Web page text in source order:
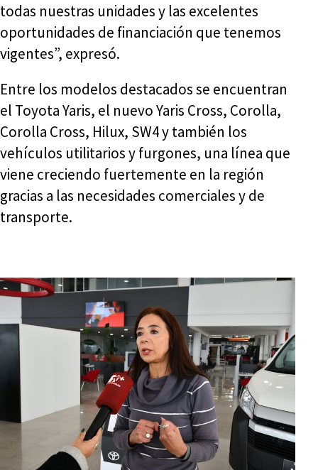
todas nuestras unidades y las excelentes
oportunidades de financiación que tenemos
vigentes”, expresó.
Entre los modelos destacados se encuentran
el Toyota Yaris, el nuevo Yaris Cross, Corolla,
Corolla Cross, Hilux, SW4 y también los
vehículos utilitarios y furgones, una línea que
viene creciendo fuertemente en la región
gracias a las necesidades comerciales y de
transporte.